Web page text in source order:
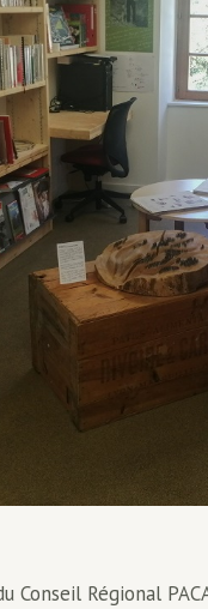
Conseil Régional